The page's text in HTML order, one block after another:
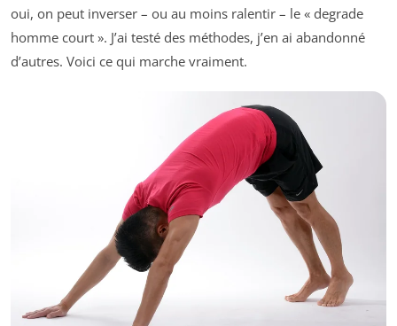
oui, on peut inverser – ou au moins ralentir – le « degrade
homme court ». J’ai testé des méthodes, j’en ai abandonné
d’autres. Voici ce qui marche vraiment.